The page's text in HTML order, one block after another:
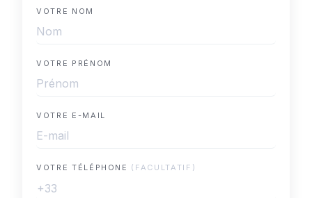
VOTRE NOM
VOTRE PRÉNOM
VOTRE E-MAIL
VOTRE TÉLÉPHONE (FACULTATIF)
+33